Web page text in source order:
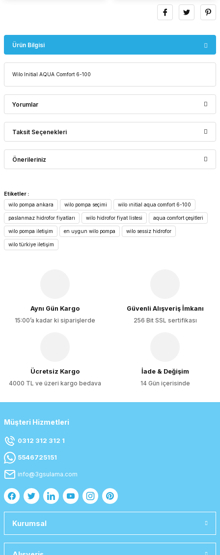
Ürün Bilgisi
Wilo Initial AQUA Comfort 6-100
Yorumlar
Bu ürüne ilk yorumu siz yapın!
Taksit Seçenekleri
Önerileriniz
konularda yetersiz gördüğünüz noktaları öneri formunu
kullanarak tarafımıza iletebilirsiniz.
Görüş ve önerileriniz için teşekkür ederiz.
Ürün resmi kalitesiz, bozuk veya görüntülenemiyor.
Etiketler :
wilo pompa ankara
wilo pompa seçimi wilo ınitial aqua comfort 6-100
paslanmaz hidrofor fiyatları wilo hidrofor fiyat listesi aqua comfort çeşitleri
wilo pompa iletişim en uygun wilo pompa wilo sessiz hidrofor
wilo türkiye iletişim
Aynı Gün Kargo
15:00’a kadar ki siparişlerde
Güvenli Alışveriş İmkanı
256 Bit SSL sertifikası
Ücretsiz Kargo
4000 TL ve üzeri kargo bedava
İade & Değişim
14 Gün içerisinde
Müşteri Hizmetleri
0312 312 312 1
5546725151
info@3gsulama.com
Kurumsal